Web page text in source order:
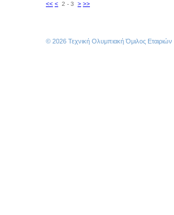
<< < 2 - 3 > >>
© 2026 Τεχνική Ολυμπιακή Όμιλος